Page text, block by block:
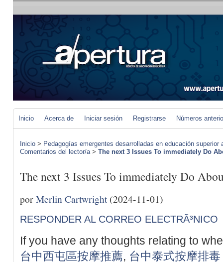
Inicio Acerca de Iniciar sesión Registrarse Números
Inicio > Pedagogías emergentes desarrolladas en educación
Comentarios del lector/a> The next 3 Issues To immediately Do
The next 3 Issues To immediately Do
porMerlin Cartwright(2024-11-01)
RESPONDER AL CORREO ELECTRÃ³NICO
If you have any thoughts relating to
台中西屯區按摩推薦, 台中泰式按摩排毒